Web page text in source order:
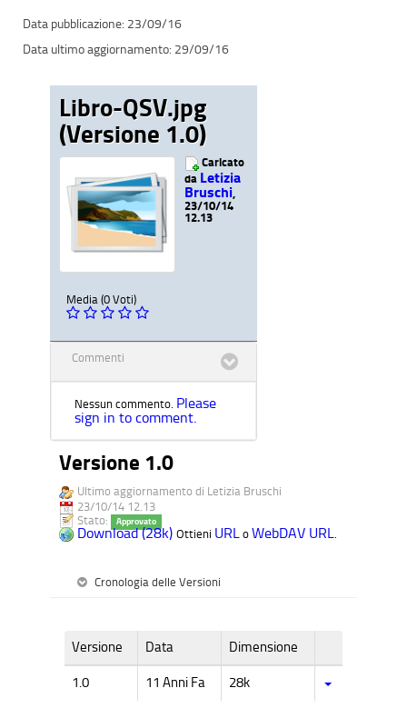
23/09/16
29/09/16
Libro-QSV.jpg
(Versione 1.0)
Caricato
da Letizia
Bruschi
23/10/14
12.13
Media (0 Voti)
Commenti
Nessun commento. Please
sign in to comment.
Versione 1.0
Ultimo aggiornamento di Letizia Bruschi
23/10/14 12.13
Stato:
Approvato
Download (28k) Ottieni URL o WebDAV URL.
Cronologia delle Versioni
Versione Data Dimensione
1.0 11 Anni Fa 28k